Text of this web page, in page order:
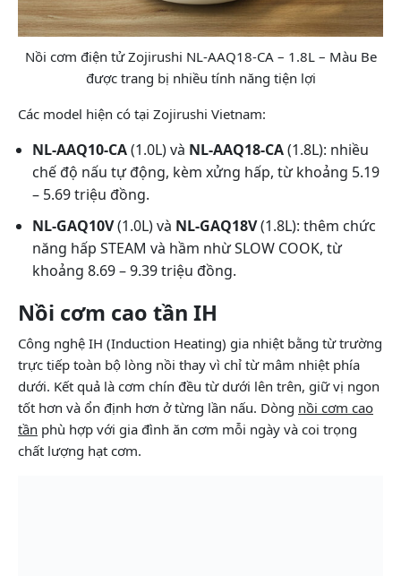
Nồi cơm điện tử Zojirushi NL-AAQ18-CA – 1.8L – Màu Be
được trang bị nhiều tính năng tiện lợi
Các model hiện có tại Zojirushi Vietnam:
NL-AAQ10-CA(1.0L) và NL-AAQ18-CA(1.8L): nhiều
chế độ nấu tự động, kèm xửng hấp, từ khoảng 5.19
– 5.69 triệu đồng.
NL-GAQ10V(1.0L) và NL-GAQ18V(1.8L): thêm chức
năng hấp STEAM và hầm nhừ SLOW COOK, từ
khoảng 8.69 – 9.39 triệu đồng.
Nồi cơm cao tần IH
Công nghệ IH (Induction Heating) gia nhiệt bằng từ trường
trực tiếp toàn bộ lòng nồi thay vì chỉ từ mâm nhiệt phía
dưới. Kết quả là cơm chín đều từ dưới lên trên, giữ vị ngon
tốt hơn và ổn định hơn ở từng lần nấu. Dòng nồi cơm cao
tần phù hợp với gia đình ăn cơm mỗi ngày và coi trọng
chất lượng hạt cơm.